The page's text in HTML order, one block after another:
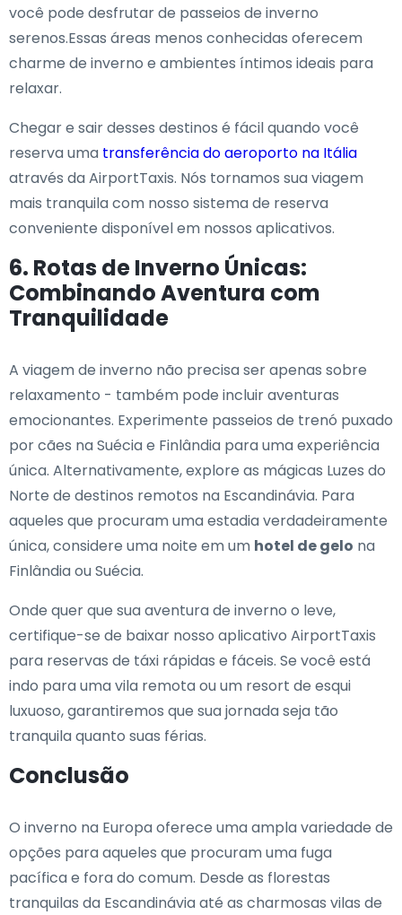
você pode desfrutar de passeios de inverno
serenos.Essas áreas menos conhecidas oferecem
charme de inverno e ambientes íntimos ideais para
relaxar.
Chegar e sair desses destinos é fácil quando você
reserva uma transferência do aeroporto na Itália
através da AirportTaxis. Nós tornamos sua viagem
mais tranquila com nosso sistema de reserva
conveniente disponível em nossos aplicativos.
6. Rotas de Inverno Únicas:
Combinando Aventura com
Tranquilidade
A viagem de inverno não precisa ser apenas sobre
relaxamento - também pode incluir aventuras
emocionantes. Experimente passeios de trenó puxado
por cães na Suécia e Finlândia para uma experiência
única. Alternativamente, explore as mágicas Luzes do
Norte de destinos remotos na Escandinávia. Para
aqueles que procuram uma estadia verdadeiramente
única, considere uma noite em um hotel de gelo na
Finlândia ou Suécia.
Onde quer que sua aventura de inverno o leve,
certifique-se de baixar nosso aplicativo AirportTaxis
para reservas de táxi rápidas e fáceis. Se você está
indo para uma vila remota ou um resort de esqui
luxuoso, garantiremos que sua jornada seja tão
tranquila quanto suas férias.
Conclusão
O inverno na Europa oferece uma ampla variedade de
opções para aqueles que procuram uma fuga
pacífica e fora do comum. Desde as florestas
tranquilas da Escandinávia até as charmosas vilas de